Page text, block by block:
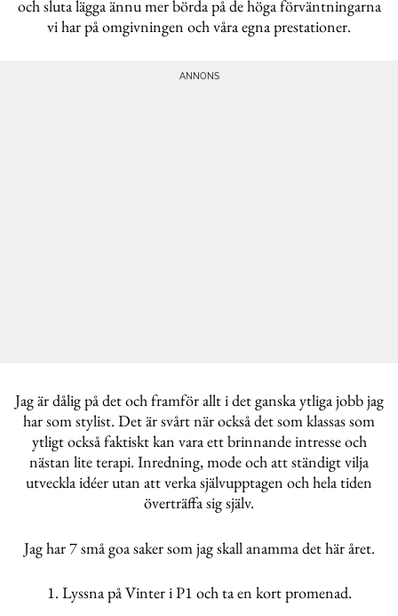
och sluta lägga ännu mer börda på de höga förväntningarna
vi har på omgivningen och våra egna prestationer.
Jag är dålig på det och framför allt i det ganska ytliga jobb jag
har som stylist. Det är svårt när också det som klassas som
ytligt också faktiskt kan vara ett brinnande intresse och
nästan lite terapi. Inredning, mode och att ständigt vilja
utveckla idéer utan att verka självupptagen och hela tiden
överträffa sig själv.
Jag har 7 små goa saker som jag skall anamma det här året.
1. Lyssna på Vinter i P1 och ta en kort promenad.